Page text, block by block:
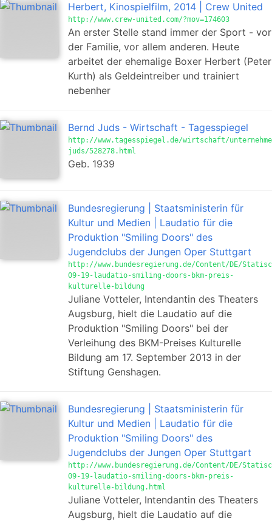
Herbert, Kinospielfilm, 2014 | Crew United
http://www.crew-united.com/?mov=174603
An erster Stelle stand immer der Sport - vor
der Familie, vor allem anderen. Heute
arbeitet der ehemalige Boxer Herbert (Peter
Kurth) als Geldeintreiber und trainiert
nebenher
Bernd Juds - Wirtschaft - Tagesspiegel
http://www.tagesspiegel.de/wirtschaft/
juds/528278.html
Geb. 1939
Bundesregierung | Staatsministerin für
Kultur und Medien | Laudatio für die
Produktion "Smiling Doors" des
Jugendclubs der Jungen Oper Stuttgart
http://www.bundesregierung.de/Content/DE/
09-19-laudatio-smiling-doors-bkm-preis-
kulturelle-bildung
Juliane Votteler, Intendantin des Theaters
Augsburg, hielt die Laudatio auf die
Produktion "Smiling Doors" bei der
Verleihung des BKM-Preises Kulturelle
Bildung am 17. September 2013 in der
Stiftung Genshagen.
Bundesregierung | Staatsministerin für
Kultur und Medien | Laudatio für die
Produktion "Smiling Doors" des
Jugendclubs der Jungen Oper Stuttgart
http://www.bundesregierung.de/Content/DE/
09-19-laudatio-smiling-doors-bkm-preis-
kulturelle-bildung.html
Juliane Votteler, Intendantin des Theaters
Augsburg, hielt die Laudatio auf die